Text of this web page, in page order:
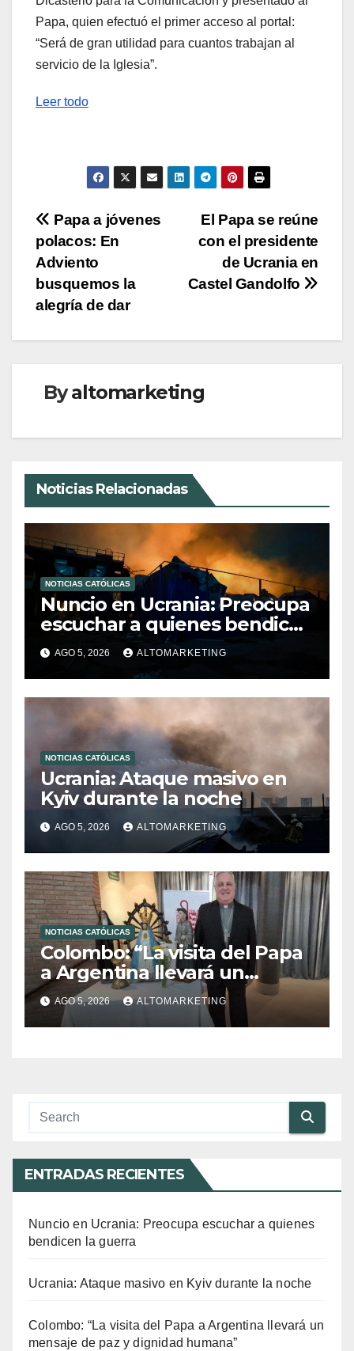
Papa, quien efectuó el primer acceso al portal:
“Será de gran utilidad para cuantos trabajan al
servicio de la Iglesia”.
Leer todo
Navegación
de
entradas
El Papa se reúne
con el presidente
de Ucrania en
Castel Gandolfo
Papa a jóvenes
polacos: En
Adviento
busquemos la
alegría de dar
Byaltomarketing
Noticias Relacionadas
NOTICIAS CATÓLICAS
Nuncio en Ucrania: Preocupa
escuchar a quienes bendicen
la guerra
AGO 5, 2026 ALTOMARKETING
NOTICIAS CATÓLICAS
Ucrania: Ataque masivo en
Kyiv durante la noche
AGO 5, 2026 ALTOMARKETING
NOTICIAS CATÓLICAS
Colombo: “La visita del Papa
a Argentina llevará un
mensaje de paz y dignidad
humana”
AGO 5, 2026 ALTOMARKETING
ENTRADAS RECIENTES
Nuncio en Ucrania: Preocupa escuchar a quienes
bendicen la guerra
Ucrania: Ataque masivo en Kyiv durante la noche
Colombo: “La visita del Papa a Argentina llevará un
mensaje de paz y dignidad humana”